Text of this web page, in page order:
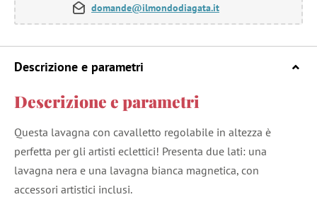
domande@ilmondodiagata.it
Descrizione e parametri
Descrizione e parametri
Questa lavagna con cavalletto regolabile in altezza è
perfetta per gli artisti eclettici! Presenta due lati: una
lavagna nera e una lavagna bianca magnetica, con
accessori artistici inclusi.